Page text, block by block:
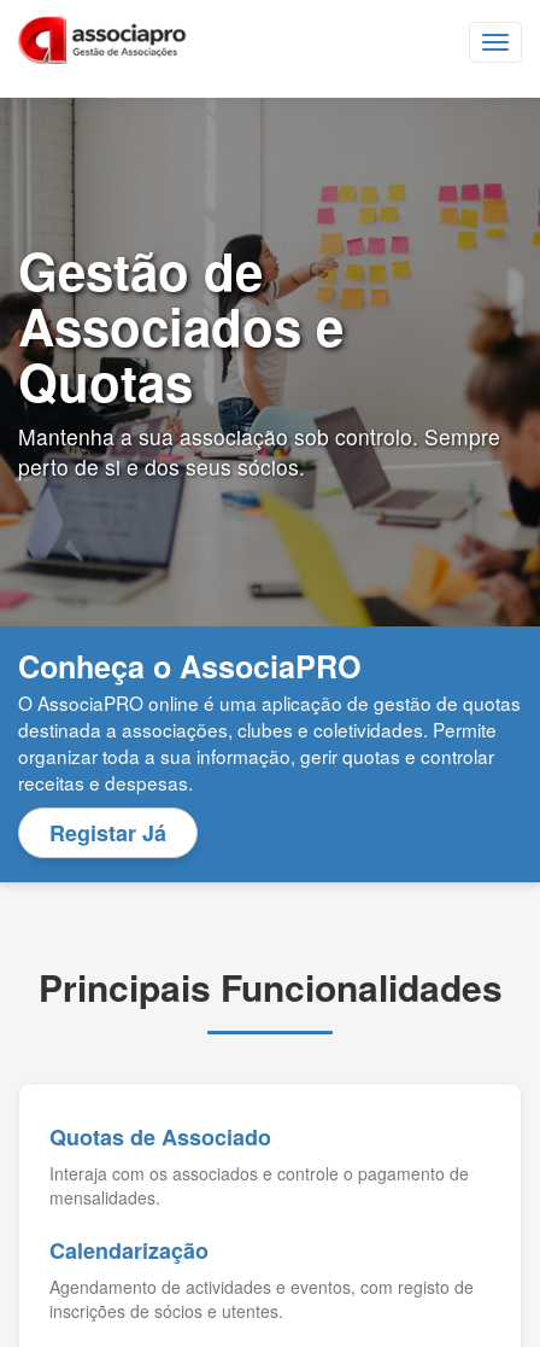
Gestão de
Associados e
Quotas
Mantenha a sua associação sob controlo. Sempre
perto de si e dos seus sócios.
Conheça o AssociaPRO
O AssociaPRO online é uma aplicação de gestão de quotas
destinada a associações, clubes e coletividades. Permite
organizar toda a sua informação, gerir quotas e controlar
receitas e despesas.
Registar Já
Principais Funcionalidades
Quotas de Associado
Interaja com os associados e controle o pagamento de
mensalidades.
Calendarização
Agendamento de actividades e eventos, com registo de
inscrições de sócios e utentes.